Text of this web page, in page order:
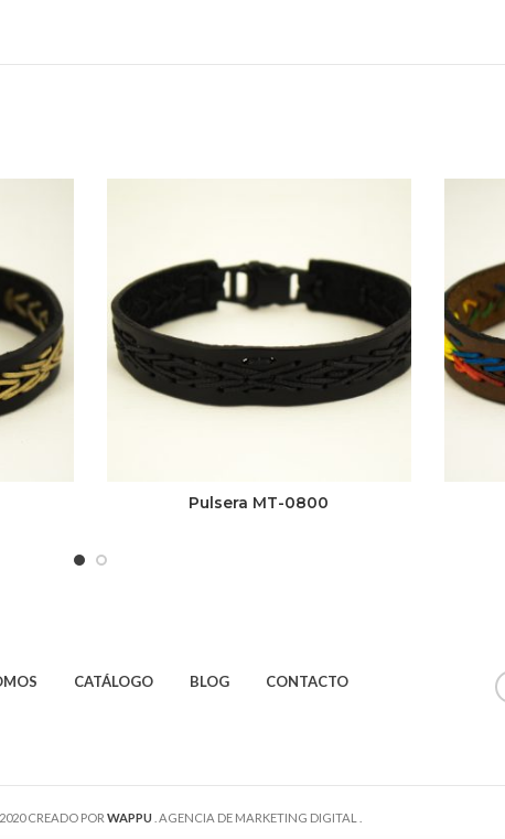
Pulsera MT-0800
CATÁLOGO BLOG CONTACTO
2020 CREADO POR WAPPU . AGENCIA DE MARKETING DIGITAL .